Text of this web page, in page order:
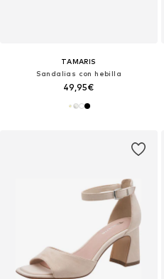
TAMARIS
Sandalias con hebilla
49,95€